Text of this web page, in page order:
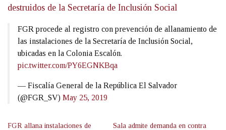
destruidos de la Secretaría de Inclusión Social
FGR procede al registro con prevención de allanamiento de
las instalaciones de la Secretaría de Inclusión Social,
ubicadas en la Colonia Escalón.
pic.twitter.com/PY6EGNKBqa
— Fiscalía General de la República El Salvador
(@FGR_SV) May 25, 2019
FGR allana instalaciones de
Sala admite demanda en contra